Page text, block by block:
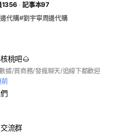
1356
記事本97
代購#劉宇寧周邊代購
桃吧🌰
據/買商務/發瘋聊天/追線下都歡迎
前
流群